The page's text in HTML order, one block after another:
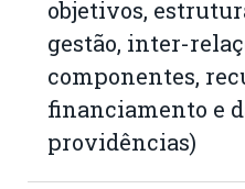
objetivos,
gestão, inter-
componentes,
financiamento e
providências)